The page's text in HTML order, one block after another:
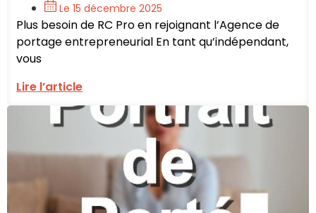
Le 15 décembre 2025
Plus besoin de RC Pro en rejoignant l’Agence de
portage entrepreneurial En tant qu’indépendant,
vous
Lire l’article